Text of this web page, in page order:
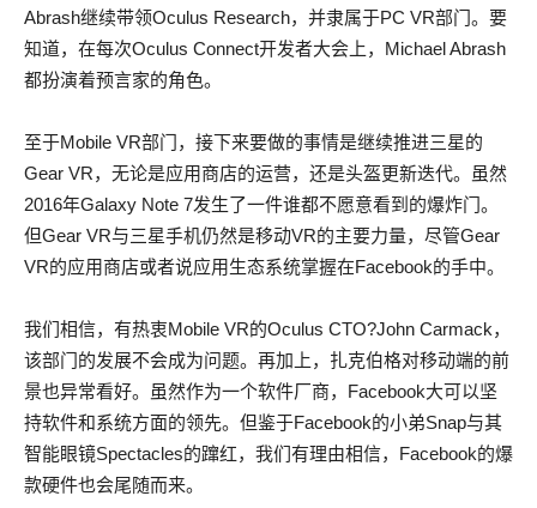
Abrash继续带领Oculus Research，并隶属于PC VR部门。要
知道，在每次Oculus Connect开发者大会上，Michael Abrash
都扮演着预言家的角色。
至于Mobile VR部门，接下来要做的事情是继续推进三星的
Gear VR，无论是应用商店的运营，还是头盔更新迭代。虽然
2016年Galaxy Note 7发生了一件谁都不愿意看到的爆炸门。
但Gear VR与三星手机仍然是移动VR的主要力量，尽管Gear
VR的应用商店或者说应用生态系统掌握在Facebook的手中。
我们相信，有热衷Mobile VR的Oculus CTO?John Carmack，
该部门的发展不会成为问题。再加上，扎克伯格对移动端的前
景也异常看好。虽然作为一个软件厂商，Facebook大可以坚
持软件和系统方面的领先。但鉴于Facebook的小弟Snap与其
智能眼镜Spectacles的蹿红，我们有理由相信，Facebook的爆
款硬件也会尾随而来。